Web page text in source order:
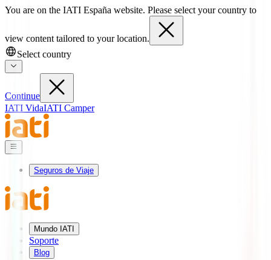
You are on the IATI España website. Please select your country to
view content tailored to your location.
Select country
Continue
IATI VidaIATI Camper
Seguros de Viaje
Mundo IATI
Soporte
Blog